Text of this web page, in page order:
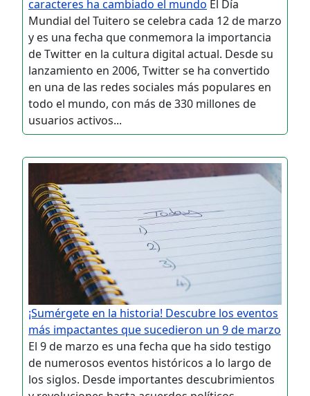
caracteres ha cambiado el mundo El Día
Mundial del Tuitero se celebra cada 12 de marzo
y es una fecha que conmemora la importancia
de Twitter en la cultura digital actual. Desde su
lanzamiento en 2006, Twitter se ha convertido
en una de las redes sociales más populares en
todo el mundo, con más de 330 millones de
usuarios activos...
¡Sumérgete en la historia! Descubre los eventos
más impactantes que sucedieron un 9 de marzo
El 9 de marzo es una fecha que ha sido testigo
de numerosos eventos históricos a lo largo de
los siglos. Desde importantes descubrimientos